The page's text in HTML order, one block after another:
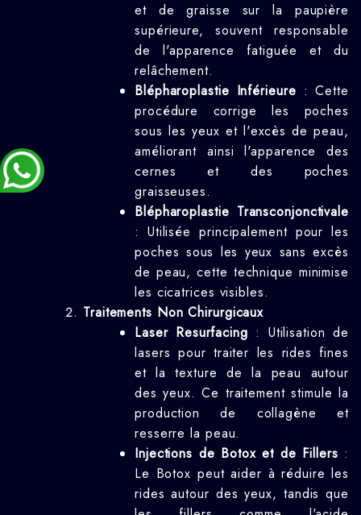
et de graisse sur la paupière
supérieure, souvent responsable
de l'apparence fatiguée et du
relâchement.
Blépharoplastie Inférieure : Cette
procédure corrige les poches
sous les yeux et l'excès de peau,
améliorant ainsi l'apparence des
cernes et des poches
graisseuses.
Blépharoplastie Transconjonctivale
: Utilisée principalement pour les
poches sous les yeux sans excès
de peau, cette technique minimise
les cicatrices visibles.
Traitements Non Chirurgicaux
Laser Resurfacing : Utilisation de
lasers pour traiter les rides fines
et la texture de la peau autour
des yeux. Ce traitement stimule la
production de collagène et
resserre la peau.
Injections de Botox et de Fillers :
Le Botox peut aider à réduire les
rides autour des yeux, tandis que